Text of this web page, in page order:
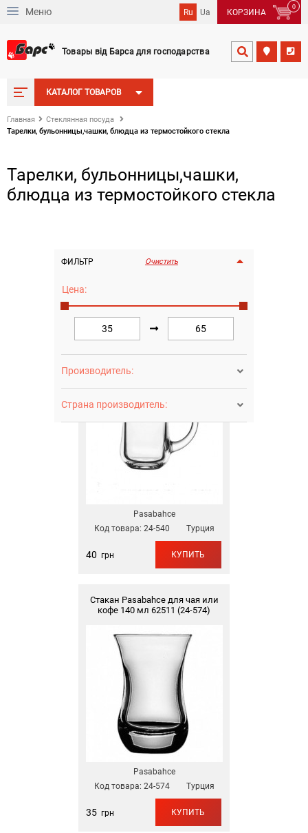
Меню Ru Ua
0
КОРЗИНА
Товары від Барса для господарства  
КАТАЛОГ ТОВАРОВ
Главная
Стеклянная посуда
Тарелки, бульонницы,чашки, блюдца из термостойкого стекла
Тарелки, бульонницы,чашки,
блюдца из термостойкого стекла
ФИЛЬТР Очистить
Цена:
Производитель: 
Страна производитель: 
Сортировка
Чашка Pasabahce Basic 145 мл
55411 (24-540)
Pasabahce
Код товара: 24-540 Турция
40 грн КУПИТЬ
Стакан Pasabahce для чая или
кофе 140 мл 62511 (24-574)
Pasabahce
Код товара: 24-574 Турция
35грн КУПИТЬ